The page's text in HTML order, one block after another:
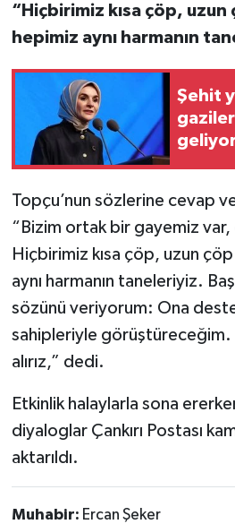
“Hiçbirimiz kısa çöp,
hepimiz aynı harmanın
Şehit
Topçu’nun sözlerine cevap
“Bizim ortak bir gayemiz var,
Hiçbirimiz kısa çöp, uzun
aynı harmanın taneleriyiz.
sözünü veriyorum: Ona
sahipleriyle görüştüreceğim.
alırız,” dedi.
Etkinlik halaylarla sona
diyaloglar Çankırı Postası
aktarıldı.
Muhabir: Ercan Şeker